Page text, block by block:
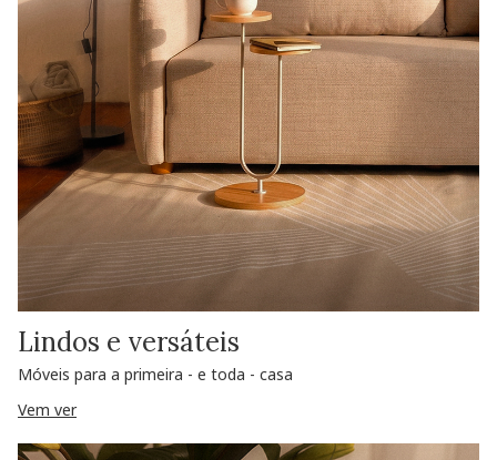
Lindos e versáteis
Móveis para a primeira - e toda - casa
Vem ver